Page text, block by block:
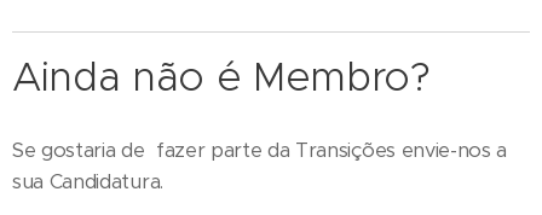
Ainda não é Membro?
Se gostaria de fazer parte da Transições envie-nos a
sua Candidatura.